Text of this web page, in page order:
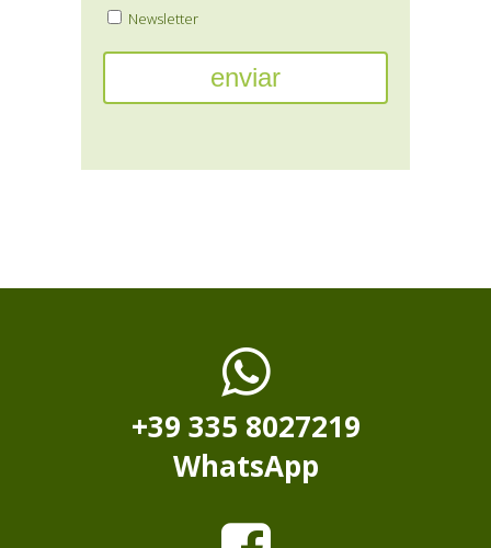
Newsletter
+39 335 8027219
WhatsApp